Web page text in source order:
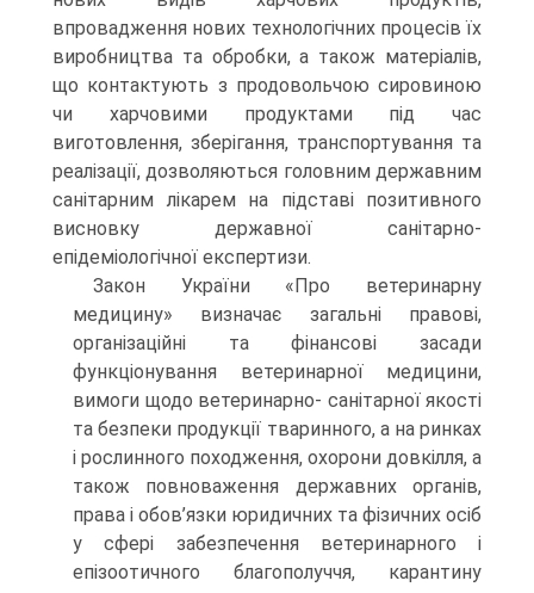
впровадження нових технологічних процесів їх
виробництва та обробки, а також матеріалів,
що контактують з продовольчою сировиною
чи харчовими продуктами під час
виготовлення, зберігання, транспортування та
реалізації, дозволяються головним державним
санітарним лікарем на підставі позитивного
висновку державної санітарно-
епідеміологічної експертизи.
Закон України «Про ветеринарну
медицину» визначає загальні правові,
організаційні та фінансові засади
функціонування ветеринарної медицини,
вимоги щодо ветеринарно- санітарної якості
та безпеки продукції тваринного, а на ринках
і рослинного походження, охорони довкілля, а
також повноваження державних органів,
права і обов’язки юридичних та фізичних осіб
у сфері забезпечення ветеринарного і
епізоотичного благополуччя, карантину